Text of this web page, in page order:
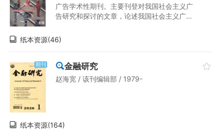
广告学术性期刊。主要刊登对我国社会主义广
告研究和探讨的文章，论述我国社会主义广告
其相关联的学科群，交流我国广告业务情况及
成功的广告事例，研究各类广告的构思、设
国内外优秀广告作品、广告史料、资料等。辟
有：专论、广告研究、广告策略、广告设计、
专业讲座、国外广告、副刊等栏目。
纸本资源(46)
期刊 金融研究
赵海宽 / 该刊编辑部 / 1979-
纸本资源(164)